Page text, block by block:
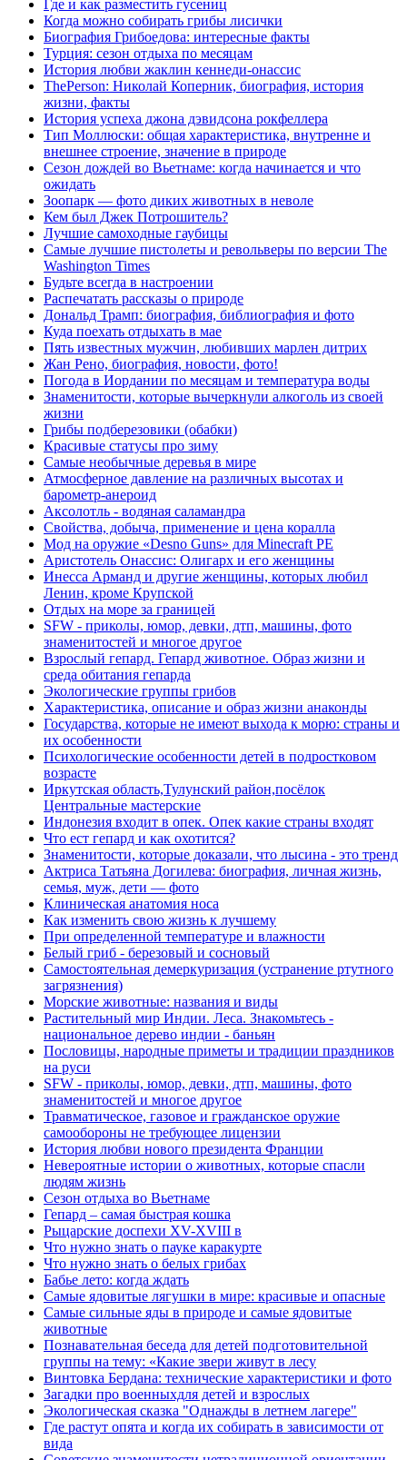
Где и как разместить гусениц
Когда можно собирать грибы лисички
Биография Грибоедова: интересные факты
Турция: сезон отдыха по месяцам
История любви жаклин кеннеди-онассис
ThePerson: Николай Коперник, биография, история
жизни, факты
История успеха джона дэвидсона рокфеллера
Тип Моллюски: общая характеристика, внутренне и
внешнее строение, значение в природе
Сезон дождей во Вьетнаме: когда начинается и что
ожидать
Зоопарк — фото диких животных в неволе
Кем был Джек Потрошитель?
Лучшие самоходные гаубицы
Самые лучшие пистолеты и револьверы по версии The
Washington Times
Будьте всегда в настроении
Распечатать рассказы о природе
Дональд Трамп: биография, библиография и фото
Куда поехать отдыхать в мае
Пять известных мужчин, любивших марлен дитрих
Жан Рено, биография, новости, фото!
Погода в Иордании по месяцам и температура воды
Знаменитости, которые вычеркнули алкоголь из своей
жизни
Грибы подберезовики (обабки)
Красивые статусы про зиму
Самые необычные деревья в мире
Атмосферное давление на различных высотах и
барометр-анероид
Аксолотль - водяная саламандра
Свойства, добыча, применение и цена коралла
Мод на оружие «Desno Guns» для Minecraft PE
Аристотель Онассис: Олигарх и его женщины
Инесса Арманд и другие женщины, которых любил
Ленин, кроме Крупской
Отдых на море за границей
SFW - приколы, юмор, девки, дтп, машины, фото
знаменитостей и многое другое
Взрослый гепард. Гепард животное. Образ жизни и
среда обитания гепарда
Экологические группы грибов
Характеристика, описание и образ жизни анаконды
Государства, которые не имеют выхода к морю: страны и
их особенности
Психологические особенности детей в подростковом
возрасте
Иркутская область,Тулунский район,посёлок
Центральные мастерские
Индонезия входит в опек. Опек какие страны входят
Что ест гепард и как охотится?
Знаменитости, которые доказали, что лысина - это тренд
Актриса Татьяна Догилева: биография, личная жизнь,
семья, муж, дети — фото
Клиническая анатомия носа
Как изменить свою жизнь к лучшему
При определенной температуре и влажности
Белый гриб - березовый и сосновый
Самостоятельная демеркуризация (устранение ртутного
загрязнения)
Морские животные: названия и виды
Растительный мир Индии. Леса. Знакомьтесь -
национальное дерево индии - баньян
Пословицы, народные приметы и традиции праздников
на руси
SFW - приколы, юмор, девки, дтп, машины, фото
знаменитостей и многое другое
Травматическое, газовое и гражданское оружие
самообороны не требующее лицензии
История любви нового президента Франции
Невероятные истории о животных, которые спасли
людям жизнь
Сезон отдыха во Вьетнаме
Гепард – самая быстрая кошка
Рыцарские доспехи XV-XVIII в
Что нужно знать о пауке каракурте
Что нужно знать о белых грибах
Бабье лето: когда ждать
Самые ядовитые лягушки в мире: красивые и опасные
Самые сильные яды в природе и самые ядовитые
животные
Познавательная беседа для детей подготовительной
группы на тему: «Какие звери живут в лесу
Винтовка Бердана: технические характеристики и фото
Загадки про военныхдля детей и взрослых
Экологическая сказка "Однажды в летнем лагере"
Где растут опята и когда их собирать в зависимости от
вида